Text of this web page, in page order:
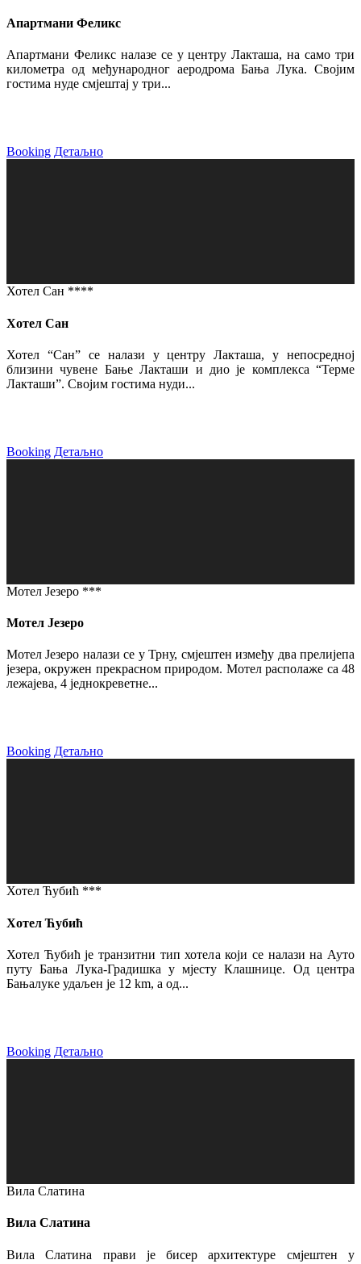
Апартмани Феликс
Апартмани Феликс налазе се у центру Лакташа, на само три
километра од међународног аеродрома Бања Лука. Својим
гостима нуде смјештај у три...
Booking Детаљно
Хотел Сан ****
Хотел Сан
Хотел “Сан” се налази у центру Лакташа, у непосредној
близини чувене Бање Лакташи и дио је комплекса “Терме
Лакташи”. Својим гостима нуди...
Booking Детаљно
Мотел Језеро ***
Мотел Језеро
Мотел Језеро налази се у Трну, смјештен између два прелијепа
језера, окружен прекрасном природом. Мотел располаже са 48
лежајева, 4 једнокреветне...
Booking Детаљно
Хотел Ћубић ***
Хотел Ћубић
Хотел Ћубић је транзитни тип хотела који се налази на Ауто
путу Бања Лука-Градишка у мјесту Клашнице. Од центра
Бањалуке удаљен је 12 km, а од...
Booking Детаљно
Вила Слатина
Вила Слатина
Вила Слатина прави је бисер архитектуре смјештен у